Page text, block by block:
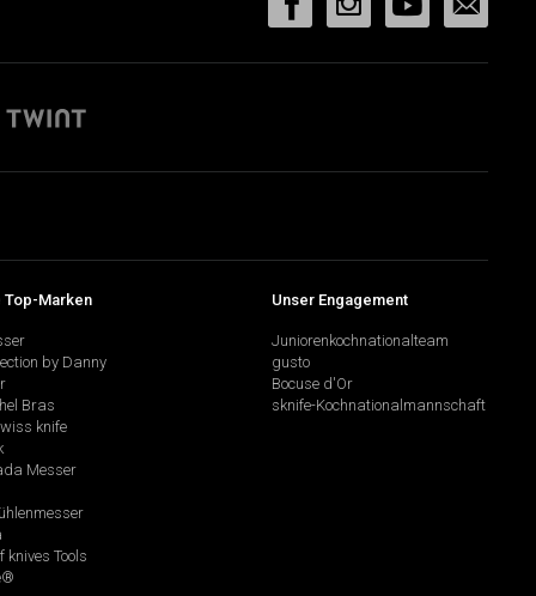
Top-Marken
by Danny
Bras
knife
Messer
knives Tools
Unser Engagement
Juniorenkochnationalteam
gusto
Bocuse d'Or
sknife-Kochnationalmannschaft